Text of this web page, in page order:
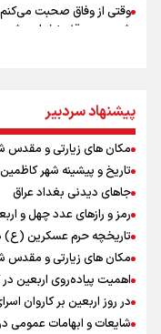
وقتی از وفاق صحبت
شده و متوقف نخواهد شد
جابجایی مرکز ثقل اقتصاد
ایران +نمودار
امیررضا غلامی، ملی پوش
بازی های آسیایی
کانادا دو مظنون تیراندازی
رادین زینالی، ملی پوش
المپیک برسم
ونس: ایرانی‌ها
اردوی تیم ملی تکواندو
در ادامه سیاست
اضافه شدند
پیشنهاد سردبیر
مکان های زیارتی و
تاریخ و پیشینه شهر
جاهای دیدنی بغداد عراق
رمز و رازهای عدد چهل و
تاریخچه حرم عسکرین (ع)
مکان های زیارتی و مقدس
اهمیت پیاده‌روی اربعین در
در روز اربعین بر کاروان
شایعات و ابهامات عمومی